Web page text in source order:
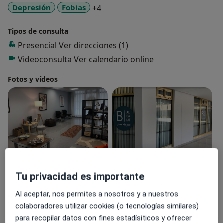
Depresión
Fobias +4a11y_sr_more_diseases
Tipos de consulta
Presencial Ver direcciones (1)
Videoconsulta Ver calendario online
Fotos y vídeos
Ver galería (5)
Mostrar más detalles
sobre la experiencia
Tu privacidad es importante
Al aceptar, nos permites a nosotros y a nuestros
colaboradores utilizar cookies (o tecnologías similares)
para recopilar datos con fines estadísiticos y ofrecer